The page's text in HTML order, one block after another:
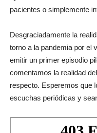
pacientes o simplemente
Desgraciadamente la
torno a la pandemia por el
emitir un primer episodio
comentamos la realidad
respecto. Esperemos que
escuchas periódicas y